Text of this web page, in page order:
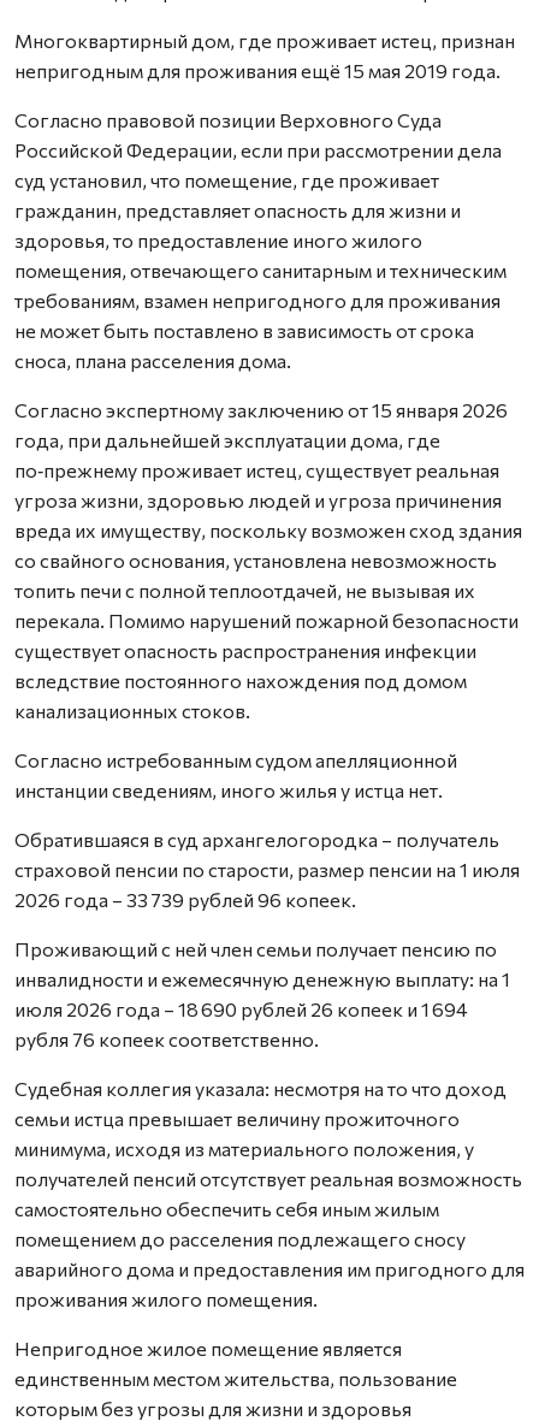
Многоквартирный дом, где проживает истец, признан
непригодным для проживания ещё 15 мая 2019 года.
Согласно правовой позиции Верховного Суда
Российской Федерации, если при рассмотрении дела
суд установил, что помещение, где проживает
гражданин, представляет опасность для жизни и
здоровья, то предоставление иного жилого
помещения, отвечающего санитарным и техническим
требованиям, взамен непригодного для проживания
не может быть поставлено в зависимость от срока
сноса, плана расселения дома.
Согласно экспертному заключению от 15 января 2026
года, при дальнейшей эксплуатации дома, где
по‑прежнему проживает истец, существует реальная
угроза жизни, здоровью людей и угроза причинения
вреда их имуществу, поскольку возможен сход здания
со свайного основания, установлена невозможность
топить печи с полной теплоотдачей, не вызывая их
перекала. Помимо нарушений пожарной безопасности
существует опасность распространения инфекции
вследствие постоянного нахождения под домом
канализационных стоков.
Согласно истребованным судом апелляционной
инстанции сведениям, иного жилья у истца нет.
Обратившаяся в суд архангелогородка – получатель
страховой пенсии по старости, размер пенсии на 1 июля
2026 года – 33 739 рублей 96 копеек.
Проживающий с ней член семьи получает пенсию по
инвалидности и ежемесячную денежную выплату: на 1
июля 2026 года – 18 690 рублей 26 копеек и 1 694
рубля 76 копеек соответственно.
Судебная коллегия указала: несмотря на то что доход
семьи истца превышает величину прожиточного
минимума, исходя из материального положения, у
получателей пенсий отсутствует реальная возможность
самостоятельно обеспечить себя иным жилым
помещением до расселения подлежащего сносу
аварийного дома и предоставления им пригодного для
проживания жилого помещения.
Непригодное жилое помещение является
единственным местом жительства, пользование
которым без угрозы для жизни и здоровья